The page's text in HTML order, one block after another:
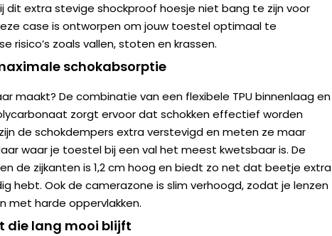
dit extra stevige shockproof hoesje niet bang te zijn voor
case is ontworpen om jouw toestel optimaal te
risico’s zoals vallen, stoten en krassen.
schokabsorptie
maakt? De combinatie van een flexibele TPU binnenlaag en
zorgt ervoor dat schokken effectief worden
de schokdempers extra verstevigd en meten ze maar
waar je toestel bij een val het meest kwetsbaar is. De
de zijkanten is 1,2 cm hoog en biedt zo net dat beetje extra
hebt. Ook de camerazone is slim verhoogd, zodat je lenzen
met harde oppervlakken.
die lang mooi blijft